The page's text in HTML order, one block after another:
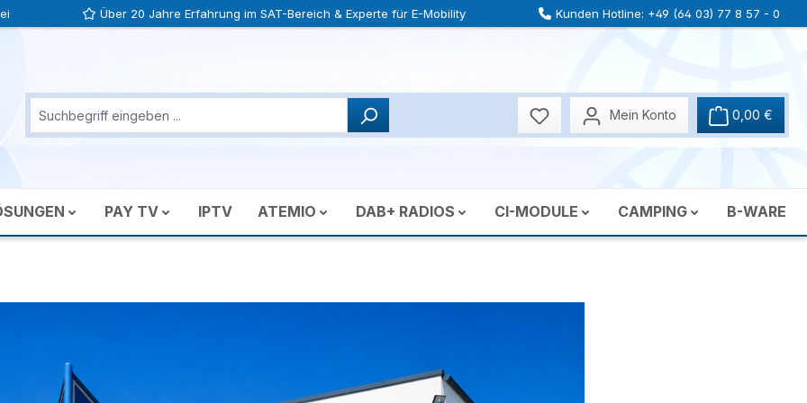
Über 20 Jahre Erfahrung im SAT-Bereich & Experte für E-Mobility Kunden Hotline: +49 (64 03) 77 8 57 - 0
Mein Konto 0,00 €
PAY TV IPTV ATEMIO DAB+ RADIOS CI-MODULE CAMPING B-WARE